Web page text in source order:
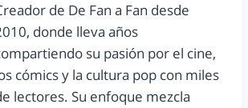
de De Fan a Fan desde
donde lleva años
su pasión por el cine,
cómics y la cultura pop con miles
lectores. Su enfoque mezcla